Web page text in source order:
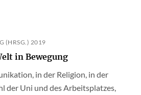
(HRSG.) 2019
in Bewegung
in der Religion, in der
der Uni und des Arbeitsplatzes,